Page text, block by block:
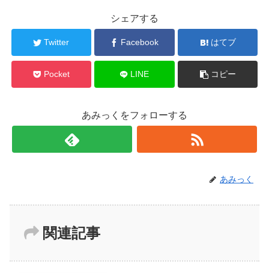
シェアする
Twitter Facebook はてブ
Pocket LINE コピー
あみっくをフォローする
あみっく
関連記事